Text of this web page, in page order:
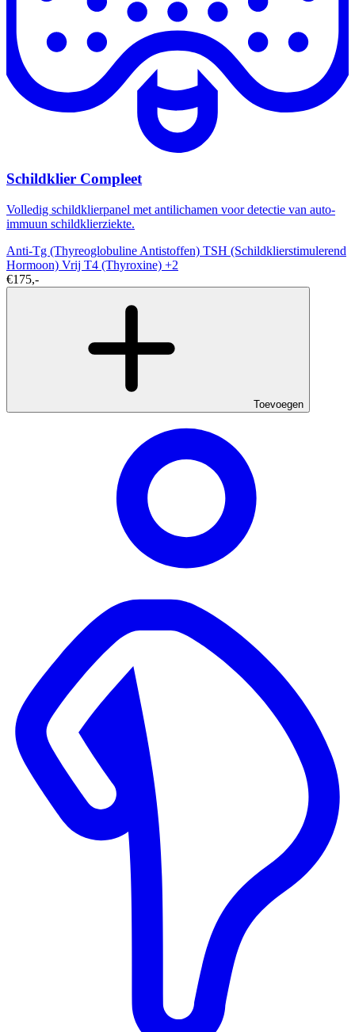
Schildklier Compleet
Volledig schildklierpanel met antilichamen voor detectie van auto-
immuun schildklierziekte.
Anti-Tg (Thyreoglobuline Antistoffen) TSH (Schildklierstimulerend
Hormoon) Vrij T4 (Thyroxine) +2
€175,-
Toevoegen